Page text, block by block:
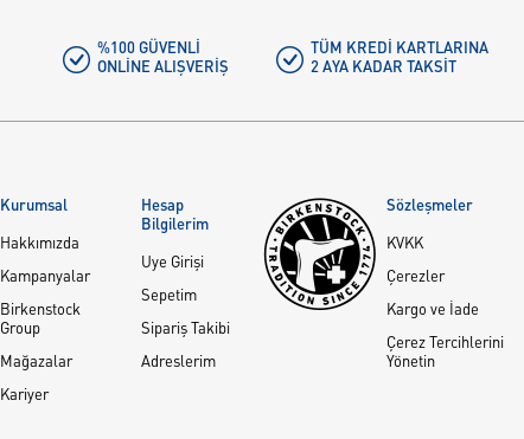
%100 GÜVENLI
ONLINE ALIŞVERIŞ
TÜM KREDI KARTLARINA
2 AYA KADAR TAKSIT
Kurumsal
Hakkımızda
Kampanyalar
Birkenstock
Group
Mağazalar
Kariyer
Hesap
Bilgilerim
Üye Girişi
Sepetim
Sipariş Takibi
Adreslerim
Sözleşmeler
KVKK
Çerezler
Kargo ve İade
Çerez Tercihlerini
Yönetin